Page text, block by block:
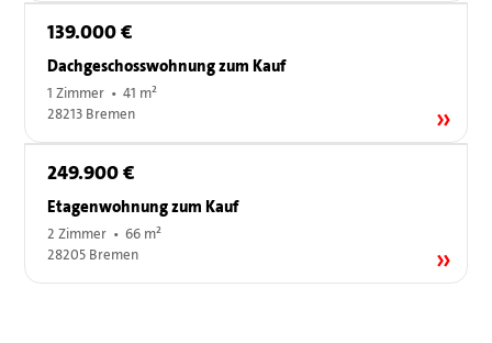
139.000 €
Dachgeschosswohnung zum Kauf
1 Zimmer • 41 m²
28213 Bremen
249.900 €
Etagenwohnung zum Kauf
2 Zimmer • 66 m²
28205 Bremen